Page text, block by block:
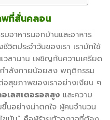
พที่สั่นคลอน
อาหารนอกบ้านและอาหาร
ตประจำวันของเรา เรามักใช้
วลานาน เผชิญกับความเครียด
กำลังกายน้อยลง พฤติกรรม
อสุขภาพของเราอย่างเงียบ ๆ
เลสเตอรอลสูง และความ
ขึ้นอย่างน่าตกใจ ผู้คนจำนวน